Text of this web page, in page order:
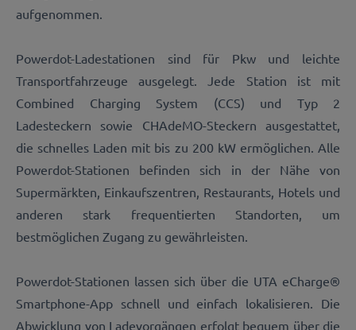
aufgenommen.
Powerdot-Ladestationen sind für Pkw und leichte
Transportfahrzeuge ausgelegt. Jede Station ist mit
Combined Charging System (CCS) und Typ 2
Ladesteckern sowie CHAdeMO-Steckern ausgestattet,
die schnelles Laden mit bis zu 200 kW ermöglichen. Alle
Powerdot-Stationen befinden sich in der Nähe von
Supermärkten, Einkaufszentren, Restaurants, Hotels und
anderen stark frequentierten Standorten, um
bestmöglichen Zugang zu gewährleisten.
Powerdot-Stationen lassen sich über die UTA eCharge®
Smartphone-App schnell und einfach lokalisieren. Die
Abwicklung von Ladevorgängen erfolgt bequem über die